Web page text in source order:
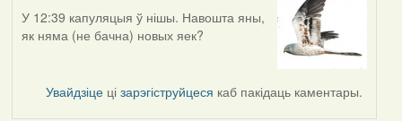
У 12:39 капуляцыя ў нішы. Навошта яны,
як няма (не бачна) новых яек?
Увайдзіце цізарэгіструйцеся каб пакідаць каментары.